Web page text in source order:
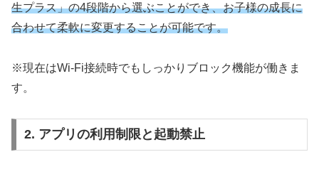
生プラス」の4段階から選ぶことができ、お子様の成長に
合わせて柔軟に変更することが可能です。
※現在はWi-Fi接続時でもしっかりブロック機能が働きま
す。
2. アプリの利用制限と起動禁止